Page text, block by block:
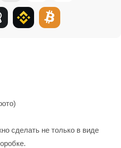
сделать не только в виде